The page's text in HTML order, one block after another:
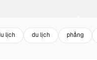
lịch du lịch phẳng